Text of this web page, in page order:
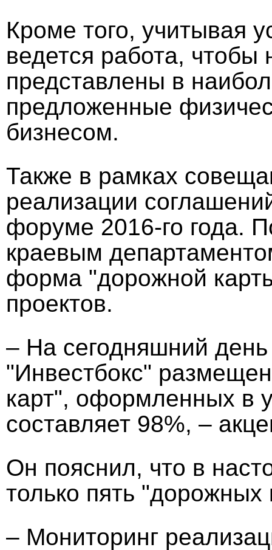
Кроме того, учитывая
ведется работа,
представлены в
предложенные
бизнесом.
Также в рамках
реализации
форуме 2016-го года.
краевым
форма "дорожной
проектов.
– На сегодняшний
"Инвестбокс"
карт", оформленных в
составляет 98%, ­–
Он пояснил, что в
только пять "дорожных
– Мониторинг